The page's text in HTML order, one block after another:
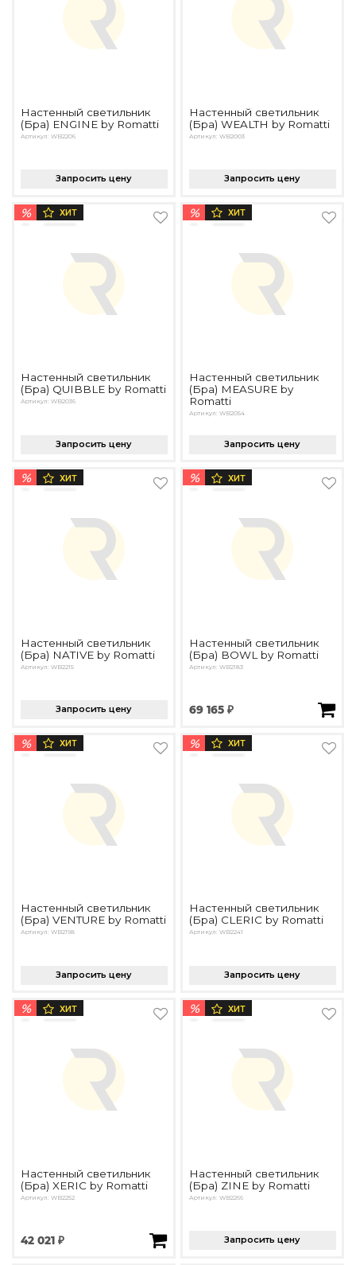
Настенный светильник
(Бра) ENGINE by Romatti
Артикул: WB2206
Запросить цену
Настенный светильник
(Бра) WEALTH by Romatti
Артикул: WB2003
Запросить цену
% ХИТ
Настенный светильник
(Бра) QUIBBLE by Romatti
Артикул: WB2036
Запросить цену
% ХИТ
Настенный светильник
(Бра) MEASURE by
Romatti
Артикул: WB2054
Запросить цену
% ХИТ
Настенный светильник
(Бра) NATIVE by Romatti
Артикул: WB2215
Запросить цену
% ХИТ
Настенный светильник
(Бра) BOWL by Romatti
Артикул: WB2183
69 165 ₽
% ХИТ
Настенный светильник
(Бра) VENTURE by Romatti
Артикул: WB2198
Запросить цену
% ХИТ
Настенный светильник
(Бра) CLERIC by Romatti
Артикул: WB2241
Запросить цену
% ХИТ
Настенный светильник
(Бра) XERIC by Romatti
Артикул: WB2252
42 021 ₽
% ХИТ
Настенный светильник
(Бра) ZINE by Romatti
Артикул: WB2266
Запросить цену